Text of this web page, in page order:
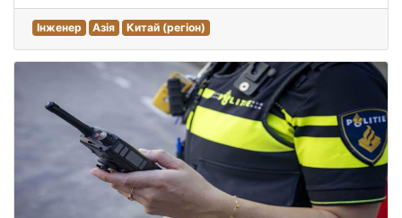
Інженер Азія Китай (регіон)